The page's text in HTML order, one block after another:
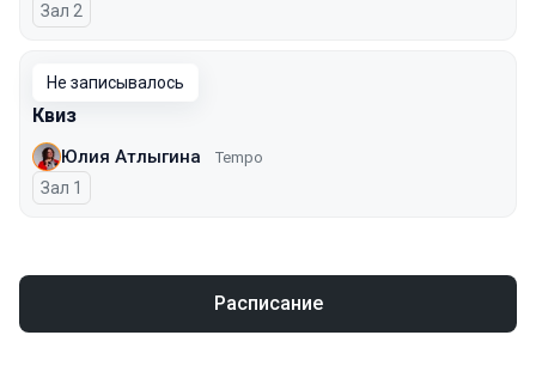
Зал 2
Не записывалось
Квиз
Юлия Атлыгина Tempo
Зал 1
Расписание